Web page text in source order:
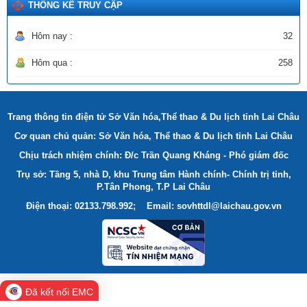
THỐNG KÊ TRUY CẬP
Hôm nay : 32
Hôm qua : 258
Trang thông tin điện tử Sở Văn hóa,Thể thao & Du lịch tỉnh Lai Châu
Cơ quan chủ quản: Sở Văn hóa, Thể thao & Du lịch tỉnh Lai Châu
Chịu trách nhiệm chính: Đ/c Trần Quang Kháng - Phó giám đốc
Trụ sở: Tầng 5, nhà D, khu Trung tâm Hành chính- Chính trị tỉnh,
P.Tân Phong, T.P Lai Châu
Điện thoại: 02133.798.992; Email: sovhttdl@laichau.gov.vn
Đã kết nối EMC